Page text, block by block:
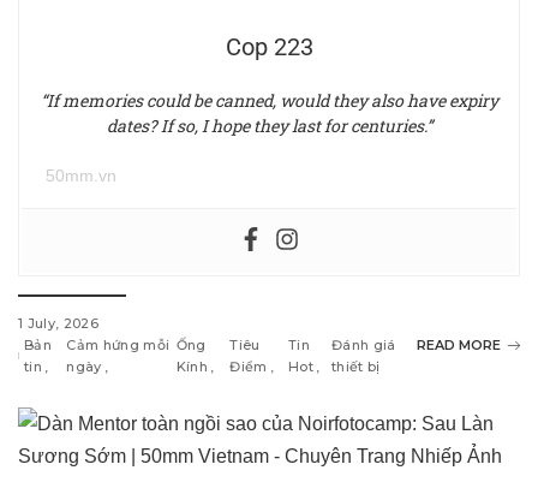
Cop 223
“If memories could be canned, would they also have expiry
dates? If so, I hope they last for centuries.”
50mm.vn
1 July, 2026
Bản
tin
Cảm hứng mỗi
ngày
Ống
Kính
Tiêu
Điểm
Tin
Hot
Đánh giá
thiết bị
READ MORE